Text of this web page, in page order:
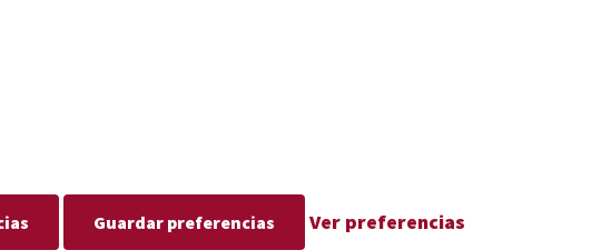
Guardar preferencias
Ver preferencias